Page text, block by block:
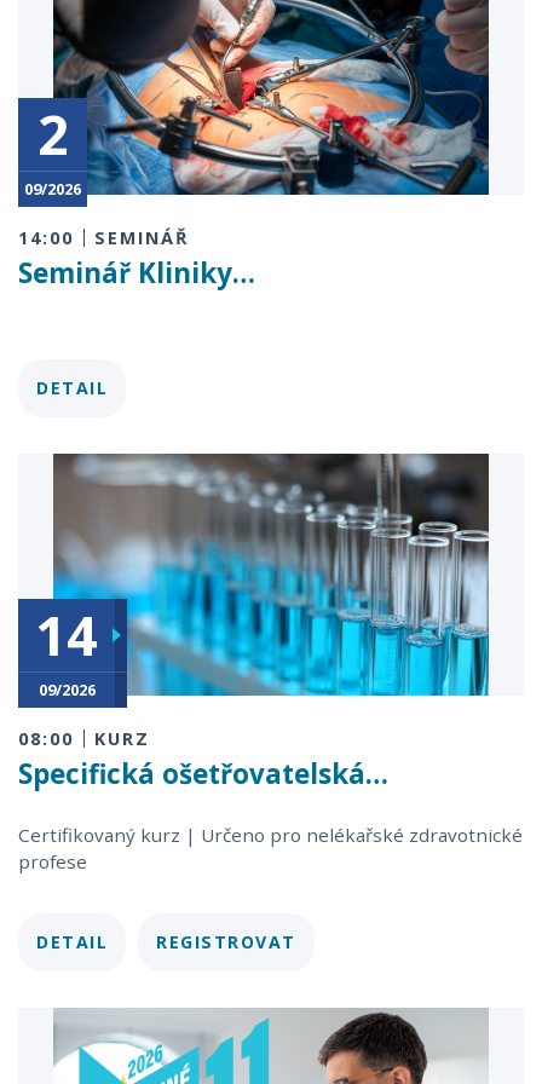
2
09/2026
14:00 SEMINÁŘ
Seminář Kliniky…
DETAIL
14
09/2026
18
09/2026
08:00 KURZ
Specifická ošetřovatelská…
Certifikovaný kurz | Určeno pro nelékařské zdravotnické
profese
DETAIL REGISTROVAT